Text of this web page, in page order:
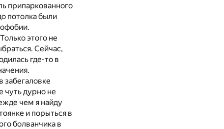
припаркованного
потолка были
этого не
Сейчас,
где-то в
забегаловке
чуть дурно не
чем я найду
и порыться в
болванчика в